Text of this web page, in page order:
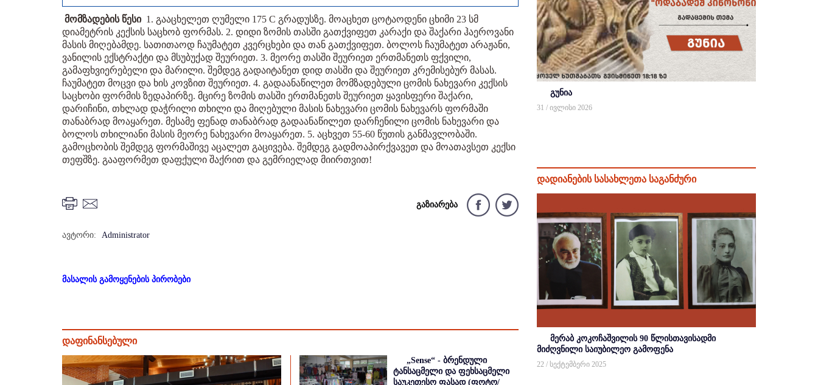
მომზადების წესი 1. გააცხელეთ ღუმელი 175 C გრადუსზე. მოაცხეთ ცოტაოდენი ცხიმი 23 სმ
დიამეტრის კექსის საცხობ ფორმას. 2. დიდი ზომის თასში გათქვიფეთ კარაქი და შაქარი ჰაეროვანი
მასის მიღებამდე. სათითაოდ ჩაუმატეთ კვერცხები და თან გათქვიფეთ. ბოლოს ჩაუმატეთ არაჟანი,
ვანილის ექსტრაქტი და მსუბუქად შეურიეთ. 3. მეორე თასში შეურიეთ ერთმანეთს ფქვილი,
გამაფხვიერებელი და მარილი. შემდეგ გადაიტანეთ დიდ თასში და შეურიეთ კრემისებურ მასას.
ჩაუმატეთ მოცვი და ხის კოვზით შეურიეთ. 4. გადაანაწილეთ მომზადებული ცომის ნახევარი კექსის
საცხობი ფორმის ზედაპირზე. მცირე ზომის თასში ერთმანეთს შეურიეთ ყავისფერი შაქარი,
დარიჩინი, თხლად დაჭრილი თხილი და მიღებული მასის ნახევარი ცომის ნახევარს ფორმაში
თანაბრად მოაყარეთ. მესამე ფენად თანაბრად გადაანაწილეთ დარჩენილი ცომის ნახევარი და
ბოლოს თხილიანი მასის მეორე ნახევარი მოაყარეთ. 5. აცხვეთ 55-60 წუთის განმავლობაში.
გამოცხობის შემდეგ ფორმაშივე აცალეთ გაცივება. შემდეგ გადმოაპირქვავეთ და მოათავსეთ კექსი
თეფშზე. გააფორმეთ დაფქული შაქრით და გემრიელად მიირთვით!
გაზიარება
ავტორი: Administrator
მასალის გამოყენების პირობები
დაფინანსებული
„Sense“ - ბრენდული
ტანსაცმელი და ფეხსაცმელი
საუკეთესო ფასად (ფოტო/
გუნია
31 / ივლისი 2026
დადიანების სასახლეთა საგანძური
მერაბ კოკოჩაშვილის 90 წლისთავისადმი
მიძღვნილი საიუბილეო გამოფენა
22 / სექტემბერი 2025